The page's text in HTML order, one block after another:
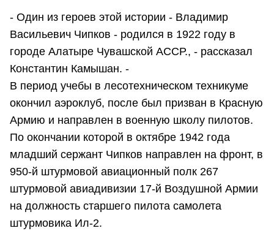
- Один из героев этой истории - Владимир
Васильевич Чипков - родился в 1922 году в
городе Алатыре Чувашской АССР., - рассказал
Константин Камышан. -
В период учебы в лесотехническом техникуме
окончил аэроклуб, после был призван в Красную
Армию и направлен в военную школу пилотов.
По окончании которой в октябре 1942 года
младший сержант Чипков направлен на фронт, в
950-й штурмовой авиационный полк 267
штурмовой авиадивизии 17-й Воздушной Армии
на должность старшего пилота самолета
штурмовика Ил-2.